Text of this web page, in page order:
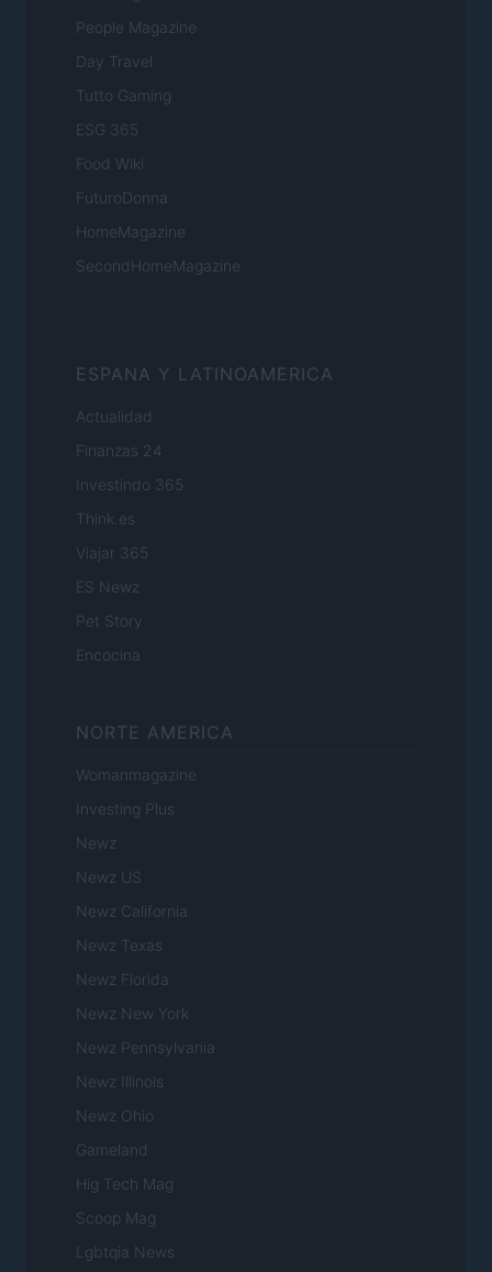
People Magazine
Day Travel
Tutto Gaming
ESG 365
Food Wiki
FuturoDonna
HomeMagazine
SecondHomeMagazine
ESPANA Y LATINOAMERICA
Actualidad
Finanzas 24
Investindo 365
Think.es
Viajar 365
ES Newz
Pet Story
Encocina
NORTE AMERICA
Womanmagazine
Investing Plus
Newz
Newz US
Newz California
Newz Texas
Newz Florida
Newz New York
Newz Pennsylvania
Newz Illinois
Newz Ohio
Gameland
Hig Tech Mag
Scoop Mag
Lgbtqia News